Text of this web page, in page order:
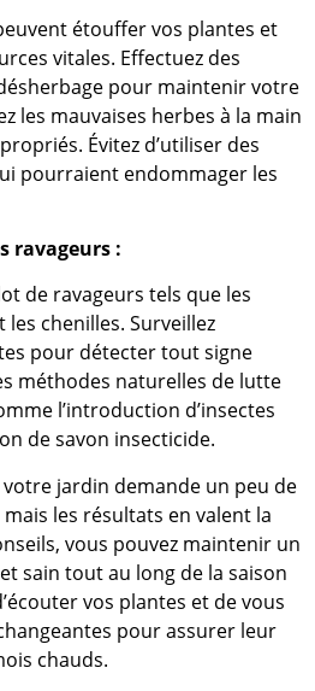
étouffer vos plantes et
vitales. Effectuez des
pour maintenir votre
les mauvaises herbes à la main
Évitez d’utiliser des
pourraient endommager les
ravageurs :
de ravageurs tels que les
chenilles. Surveillez
pour détecter tout signe
méthodes naturelles de lutte
l’introduction d’insectes
de savon insecticide.
jardin demande un peu de
les résultats en valent la
vous pouvez maintenir un
sain tout au long de la saison
vos plantes et de vous
pour assurer leur
chauds.